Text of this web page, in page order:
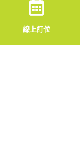
線上訂位